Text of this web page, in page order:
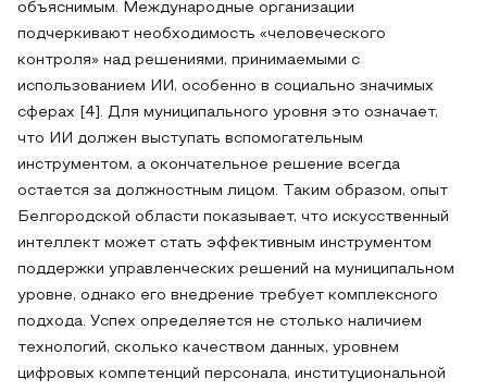
объяснимым. Международные организации
подчеркивают необходимость «человеческого
контроля» над решениями, принимаемыми с
использованием ИИ, особенно в социально значимых
сферах [4]. Для муниципального уровня это означает,
что ИИ должен выступать вспомогательным
инструментом, а окончательное решение всегда
остается за должностным лицом. Таким образом, опыт
Белгородской области показывает, что искусственный
интеллект может стать эффективным инструментом
поддержки управленческих решений на муниципальном
уровне, однако его внедрение требует комплексного
подхода. Успех определяется не столько наличием
технологий, сколько качеством данных, уровнем
цифровых компетенций персонала, институциональной